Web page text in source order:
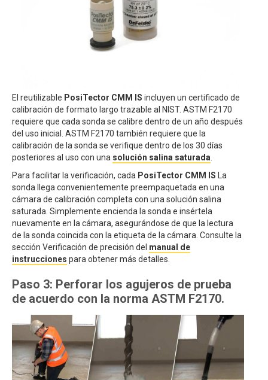
El reutilizable PosiTector CMM IS incluyen un certificado de
calibración de formato largo trazable al NIST. ASTM F2170
requiere que cada sonda se calibre dentro de un año después
del uso inicial. ASTM F2170 también requiere que la
calibración de la sonda se verifique dentro de los 30 días
posteriores al uso con una solución salina saturada
Para facilitar la verificación, cada PosiTector CMM IS La
sonda llega convenientemente preempaquetada en una
cámara de calibración completa con una solución salina
saturada. Simplemente encienda la sonda e insértela
nuevamente en la cámara, asegurándose de que la lectura
de la sonda coincida con la etiqueta de la cámara. Consulte la
sección Verificación de precisión del manual de
instrucciones para obtener más detalles.
Paso 3: Perforar los agujeros de prueba
de acuerdo con la norma ASTM F2170.